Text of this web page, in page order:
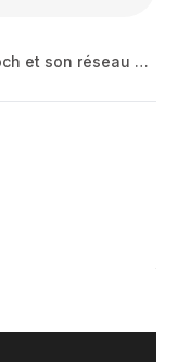
Jacques Poch et son réseau : l'aventure des voitures soviétiques en France